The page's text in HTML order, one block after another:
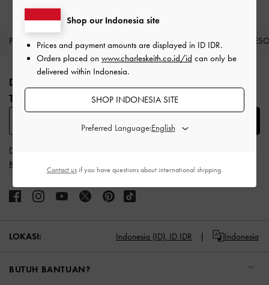
PRODUK BARU SEPATU TAS DOMPET
Site footer
DAFTAR UNTUK MENDAPATKAN INFO FASHION
TERBARU​
Dengan berlangganan, Anda menyetujui
Kebijakan Privasi
LOKASI: Indonesia (ID), ID IDR Indonesia
BUTUH BANTUAN?
Shop our Indonesia site
Prices and payment amounts are displayed in ID IDR.
Orders placed on www.charleskeith.co.id/id can only be
delivered within Indonesia.
SHOP INDONESIA SITE
Preferred Language:
Contact usif you have questions about international shipping.